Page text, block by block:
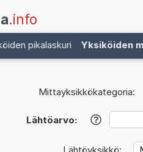
.info
pikalaskuri Yksiköiden
Mittayksikkökategoria:
Lähtöarvo: ?